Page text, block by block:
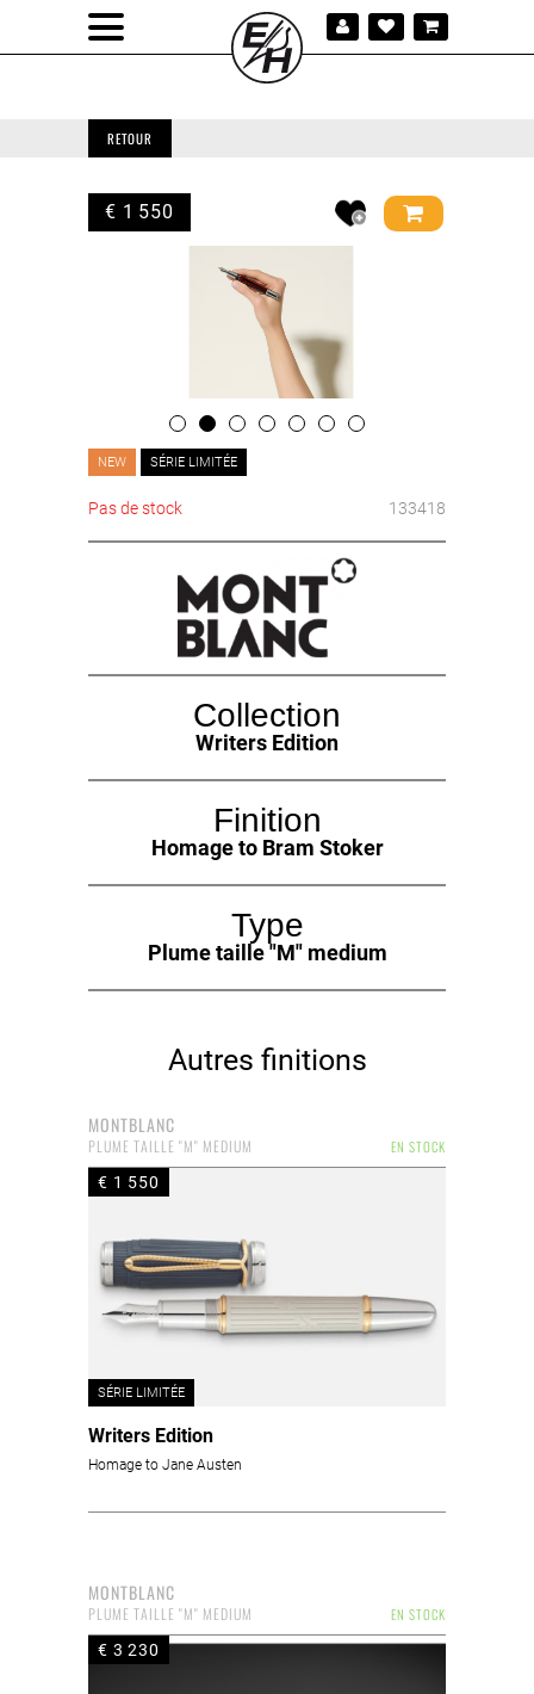
RETOUR
€ 1 550
NEW SÉRIE LIMITÉE
Pas de stock 133418
Collection
Writers Edition
Finition
Homage to Bram Stoker
Type
Plume taille "M" medium
Autres finitions
MONTBLANC
EN STOCK
PLUME TAILLE "M" MEDIUM
€ 1 550
SÉRIE LIMITÉE
Writers Edition
Homage to Jane Austen
MONTBLANC
EN STOCK
PLUME TAILLE "M" MEDIUM
€ 3 230